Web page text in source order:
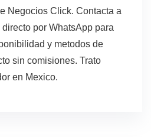
Negocios Click. Contacta a
por WhatsApp para
y metodos de
sin comisiones. Trato
en Mexico.